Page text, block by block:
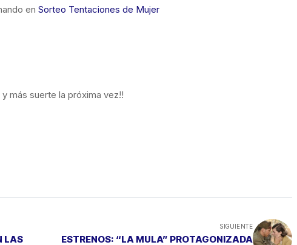
en Sorteo Tentaciones de Mujer
más suerte la próxima vez!!
LAS
SIGUIENTE
ESTRENOS: “LA MULA” PROTAGONIZADA